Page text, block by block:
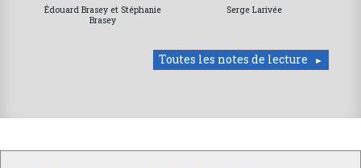
Édouard Brasey et Stéphanie
Brasey
Serge Larivée
Toutes les notes de lecture